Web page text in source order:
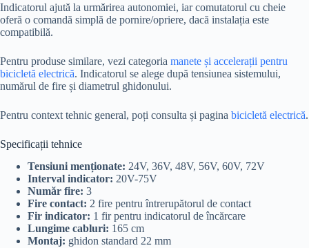
Indicatorul ajută la urmărirea autonomiei, iar comutatorul cu cheie
oferă o comandă simplă de pornire/opriere, dacă instalația este
compatibilă.
Pentru produse similare, vezi categoria manete și accelerații pentru
bicicletă electrică. Indicatorul se alege după tensiunea sistemului,
numărul de fire și diametrul ghidonului.
Pentru context tehnic general, poți consulta și pagina bicicletă electrică.
Specificații tehnice
Tensiuni menționate: 24V, 36V, 48V, 56V, 60V, 72V
Interval indicator: 20V-75V
Număr fire: 3
Fire contact: 2 fire pentru întrerupătorul de contact
Fir indicator: 1 fir pentru indicatorul de încărcare
Lungime cabluri: 165 cm
Montaj: ghidon standard 22 mm